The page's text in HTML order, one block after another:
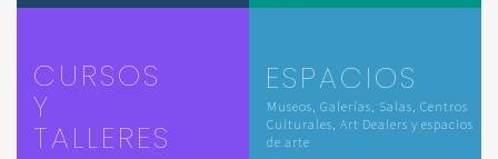
CURSOS
Y
TALLERES
ESPACIOS
Museos, Galerías, Salas, Centros
Culturales, Art Dealers y espacios
de arte